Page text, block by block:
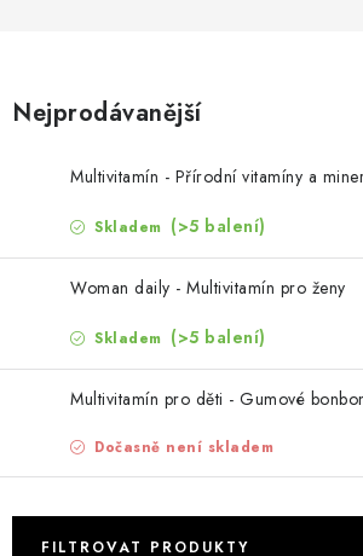
Nejprodávanější
Multivitamín - Přírodní vitamíny a
Skladem (>5 balení)
Woman daily - Multivitamín pro ženy
Skladem (>5 balení)
Multivitamín pro děti - Gumové
Dočasně není skladem
FILTROVAT PRODUKTY